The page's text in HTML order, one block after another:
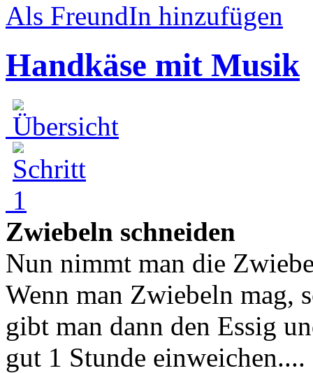
Als FreundIn hinzufügen
Handkäse mit Musik
Zwiebeln schneiden
Nun nimmt man die
Wenn man Zwiebeln mag,
gibt man dann den Essig
gut 1 Stunde einweichen....